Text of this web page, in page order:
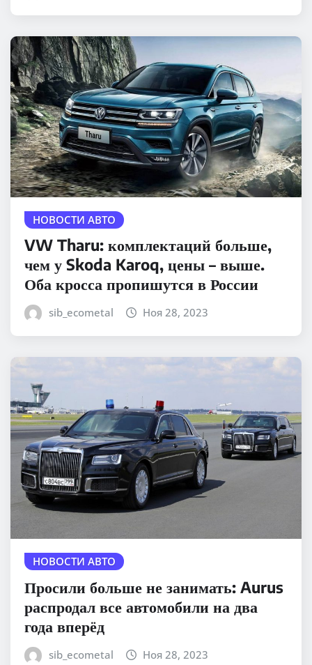
НОВОСТИ АВТО
VW Tharu: комплектаций больше,
чем у Skoda Karoq, цены – выше.
Оба кросса пропишутся в России
sib_ecometal Ноя 28, 2023
НОВОСТИ АВТО
Просили больше не занимать: Aurus
распродал все автомобили на два
года вперёд
sib_ecometal Ноя 28, 2023